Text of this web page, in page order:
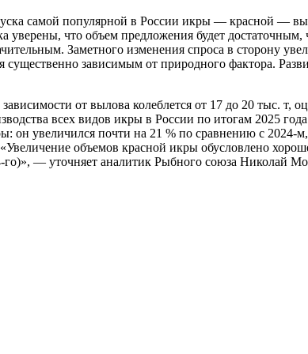
самой популярной в России икры — красной —
уверены, что объем предложения будет
Заметного изменения спроса в сторону
зависимым от природного фактора.
от вылова колеблется от 17 до 20 тыс. т,
всех видов икры в России по итогам 2025
увеличился почти на 21 % по сравнению с 2024-
объемов красной икры обусловлено
го)», — уточняет аналитик Рыбного союза Николай